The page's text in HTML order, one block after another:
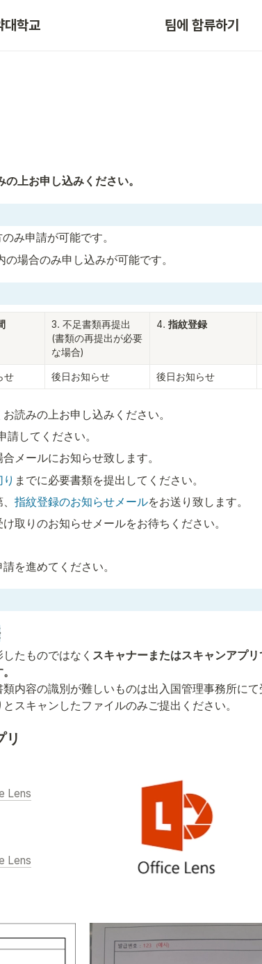
대학교 팀에 합류하기
上お申し込みください。
み申請が可能です。
場合のみ申し込みが可能です。
3. 不足書類再提出
(書類の再提出が必要
な場合)
4. 指紋登録
せ 後日お知らせ 後日お知らせ
読みの上お申し込みください。
請してください。
メールにお知らせ致します。
までに必要書類を提出してください。
指紋登録のお知らせメールをお送り致します。
取りのお知らせメールをお待ちください。
を進めてください。
たものではなく スキャナーまたはスキャンアプ
内容の識別が難しいものは出入国管理事務所に
スキャンしたファイルのみご提出ください。
リ
Lens
Lens